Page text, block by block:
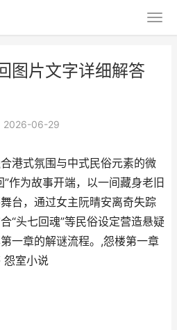
图片文字详细解答
2026-06-29
港式氛围与中式民俗元素的微
作为故事开端，以一间藏身老旧
台，通过女主阮晴安离奇失踪
“头七回魂”等民俗设定营造悬疑
一章的解谜流程。,怨楼第一章
怨室小说